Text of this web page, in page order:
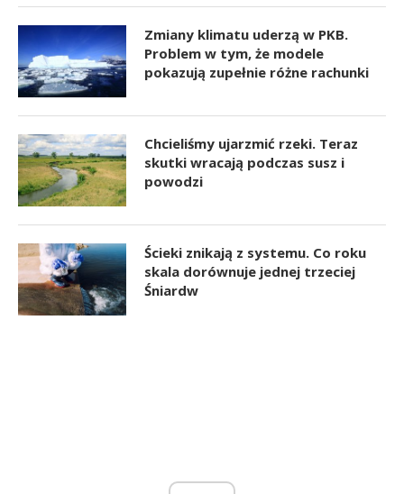
Zmiany klimatu uderzą w PKB.
Problem w tym, że modele
pokazują zupełnie różne rachunki
Chcieliśmy ujarzmić rzeki. Teraz
skutki wracają podczas susz i
powodzi
Ścieki znikają z systemu. Co roku
skala dorównuje jednej trzeciej
Śniardw